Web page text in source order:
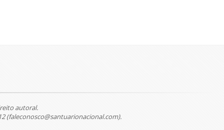
autoral.
(faleconosco@santuarionacional.com).